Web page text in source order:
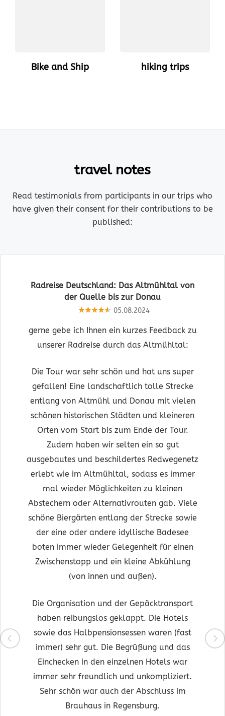
Bike and Ship hiking trips
travel notes
Read testimonials from participants in our trips who
have given their consent for their contributions to be
published:
Radreise Deutschland: Das Altmühltal von
der Quelle bis zur Donau
05.08.2024
gerne gebe ich Ihnen ein kurzes Feedback zu
unserer Radreise durch das Altmühltal:
Die Tour war sehr schön und hat uns super
gefallen! Eine landschaftlich tolle Strecke
entlang von Altmühl und Donau mit vielen
schönen historischen Städten und kleineren
Orten vom Start bis zum Ende der Tour.
Zudem haben wir selten ein so gut
ausgebautes und beschildertes Redwegenetz
erlebt wie im Altmühltal, sodass es immer
mal wieder Möglichkeiten zu kleinen
Abstechern oder Alternativrouten gab. Viele
schöne Biergärten entlang der Strecke sowie
der eine oder andere idyllische Badesee
boten immer wieder Gelegenheit für einen
Zwischenstopp und ein kleine Abkühlung
(von innen und außen).
Die Organisation und der Gepäcktransport
haben reibungslos geklappt. Die Hotels
sowie das Halbpensionsessen waren (fast
immer) sehr gut. Die Begrüßung und das
Einchecken in den einzelnen Hotels war
immer sehr freundlich und unkompliziert.
Sehr schön war auch der Abschluss im
Brauhaus in Regensburg.